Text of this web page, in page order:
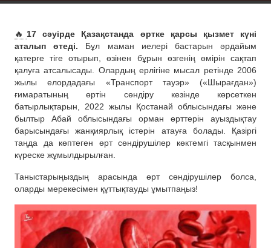
🔥17 сәуірде Қазақстанда өртке қарсы қызмет күні
аталып өтеді. Бұл маман иелері бастарын әрдайым
қатерге тіге отырып, өзінен бұрын өзгенің өмірін сақтап
қалуға атсалысады. Олардың ерлігіне мысал ретінде 2006
жылы елордадағы «Транспорт тауэр» («Шырағдан»)
ғимаратының өртін сөндіру кезінде көрсеткен
батырлықтарын, 2022 жылы Қостанай облысындағы және
былтыр Абай облысындағы орман өрттерін ауыздықтау
барысындағы жанқиярлық істерін атауға болады. Қазіргі
таңда да көптеген өрт сөндірушілер көктемгі тасқынмен
күреске жұмылдырылған.
Таныстарыңыздың арасында өрт сөндірушілер болса,
оларды мерекесімен құттықтауды ұмытпаңыз!